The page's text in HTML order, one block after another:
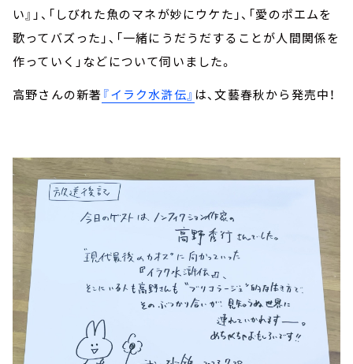
い』」、「しびれた魚のマネが妙にウケた」、「愛のポエムを
歌ってバズった」、「一緒にうだうだすることが人間関係を
作っていく」などについて伺いました。
高野さんの新著『イラク水滸伝』 は、文藝春秋から発売中！